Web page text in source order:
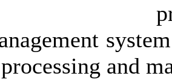
and